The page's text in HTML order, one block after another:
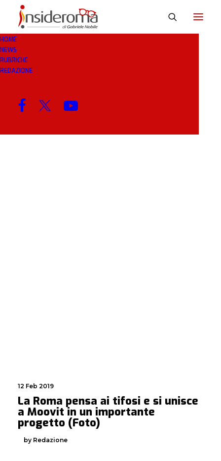
HOME
NEWS
RUBRICHE
REDAZIONE
RMA
MENU
12 Feb 2019
La Roma pensa ai tifosi e si unisce
a Moovit in un importante
progetto (Foto)
by Redazione